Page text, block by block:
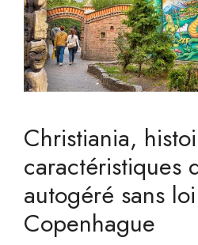
Christiania,
caractéristiques
autogéré sans
Copenhague